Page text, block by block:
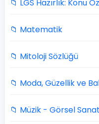
📁 LGS Hazırlık: Konu
📁 Matematik
📁 Mitoloji Sözlüğü
📁 Moda, Güzellik ve
📁 Müzik - Görsel